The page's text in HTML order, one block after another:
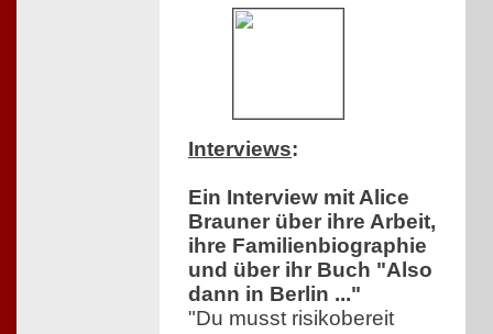
Interviews:
Ein Interview mit Alice
Brauner über ihre Arbeit,
ihre Familienbiographie
und über ihr Buch "Also
dann in Berlin ..."
"Du musst risikobereit